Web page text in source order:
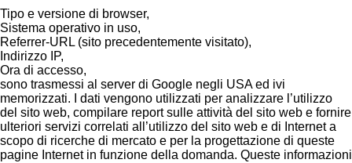
Tipo e versione di browser,
Sistema operativo in uso,
Referrer-URL (sito precedentemente visitato),
Indirizzo IP,
Ora di accesso,
sono trasmessi al server di Google negli USA ed ivi
memorizzati. I dati vengono utilizzati per analizzare l’utilizzo
del sito web, compilare report sulle attività del sito web e fornire
ulteriori servizi correlati all’utilizzo del sito web e di Internet a
scopo di ricerche di mercato e per la progettazione di queste
pagine Internet in funzione della domanda. Queste informazioni